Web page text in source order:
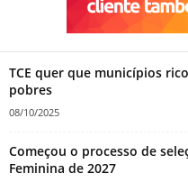
TCE quer que municípios
pobres
08/10/2025
Começou o processo de
Feminina de 2027